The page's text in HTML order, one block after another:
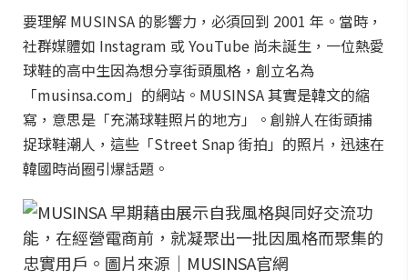
要理解 MUSINSA 的影響力，必須回到 2001 年。當時，
社群媒體如 Instagram 或 YouTube 尚未誕生，一位熱愛
球鞋的高中生因為想分享街頭風格，創立名為
「musinsa.com」的網站。MUSINSA 其實是韓文的縮
寫，意思是「充滿球鞋照片的地方」。創辦人在街頭捕
捉球鞋潮人，這些「Street Snap 街拍」的照片，迅速在
韓國時尚圈引爆話題。